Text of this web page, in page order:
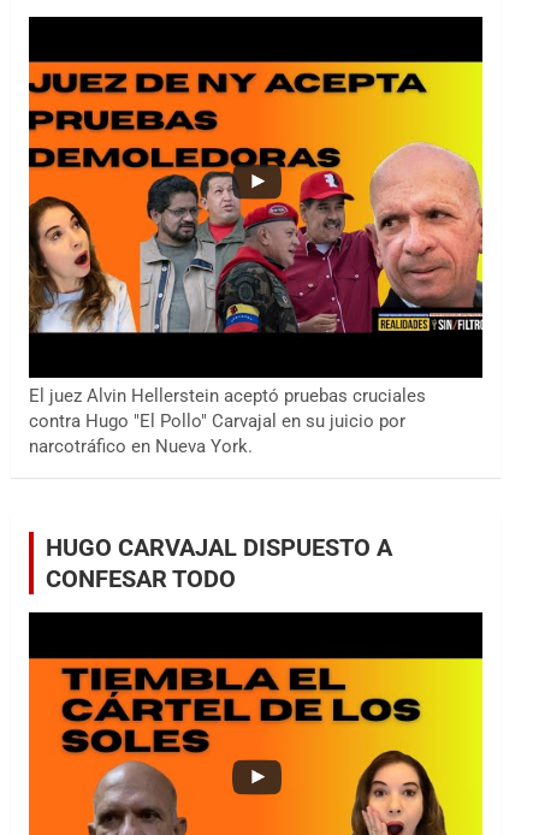
El juez Alvin Hellerstein aceptó pruebas cruciales
contra Hugo "El Pollo" Carvajal en su juicio por
narcotráfico en Nueva York.
HUGO CARVAJAL DISPUESTO A
CONFESAR TODO